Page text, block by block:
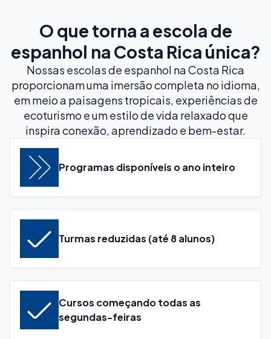
O que torna a escola de
espanhol na Costa Rica única?
Nossas escolas de espanhol na Costa Rica
proporcionam uma imersão completa no idioma,
em meio a paisagens tropicais, experiências de
ecoturismo e um estilo de vida relaxado que
inspira conexão, aprendizado e bem-estar.
Programas disponíveis o ano inteiro
Turmas reduzidas (até 8 alunos)
Cursos começando todas as
segundas-feiras